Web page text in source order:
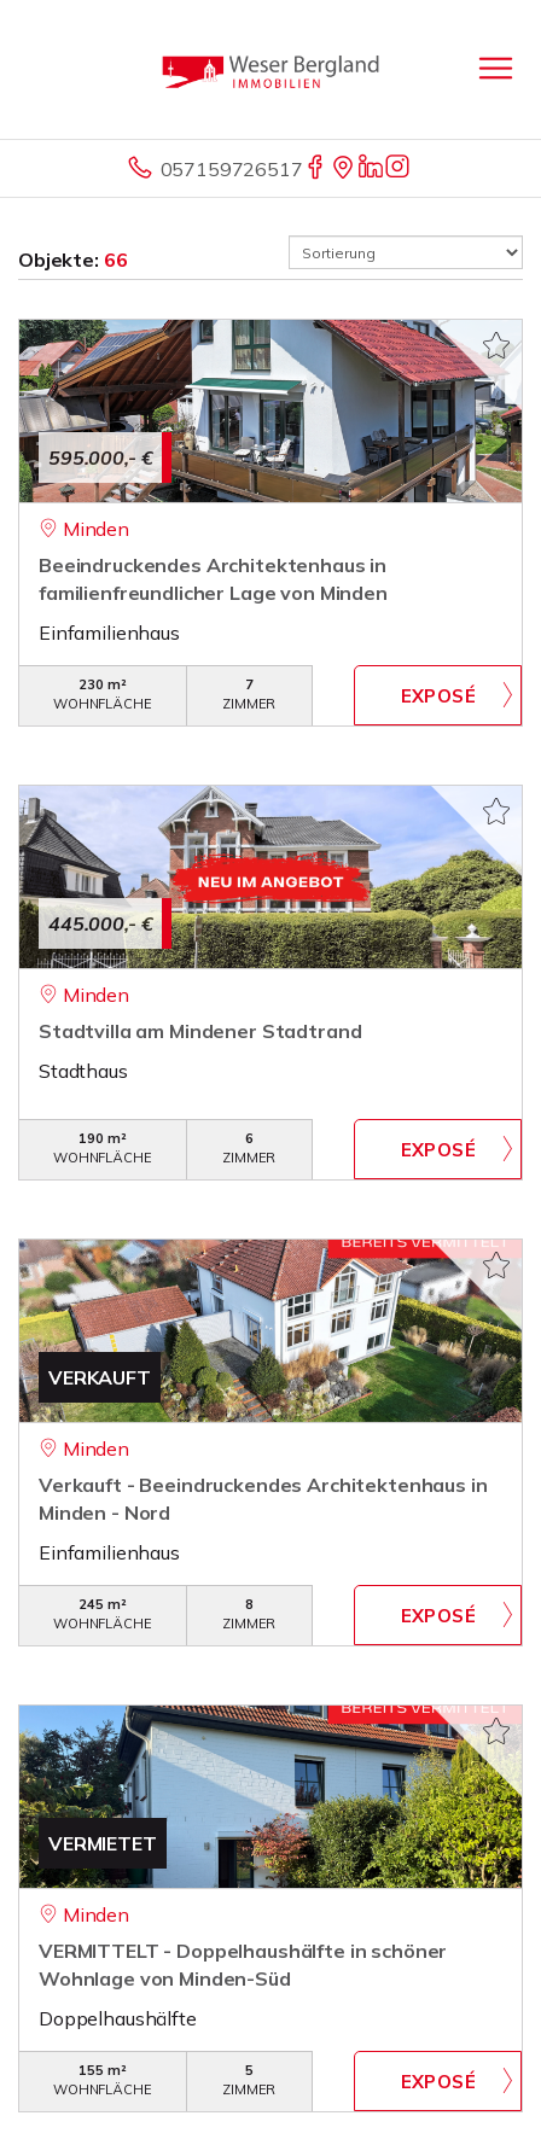
057159726517
Objekte: 66
595.000,- €
Minden
Beeindruckendes Architektenhaus in
familienfreundlicher Lage von Minden
Einfamilienhaus
230 m²
WOHNFLÄCHE
7
ZIMMER
445.000,- €
Minden
Stadtvilla am Mindener Stadtrand
Stadthaus
190 m²
WOHNFLÄCHE
6
ZIMMER
VERKAUFT
Minden
Verkauft - Beeindruckendes Architektenhaus in
Minden - Nord
Einfamilienhaus
245 m²
WOHNFLÄCHE
8
ZIMMER
VERMIETET
Minden
VERMITTELT - Doppelhaushälfte in schöner
Wohnlage von Minden-Süd
Doppelhaushälfte
155 m²
WOHNFLÄCHE
5
ZIMMER